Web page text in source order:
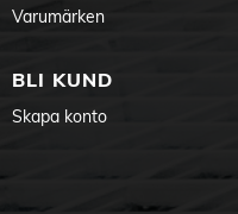
Varumärken
BLI KUND
Skapa konto